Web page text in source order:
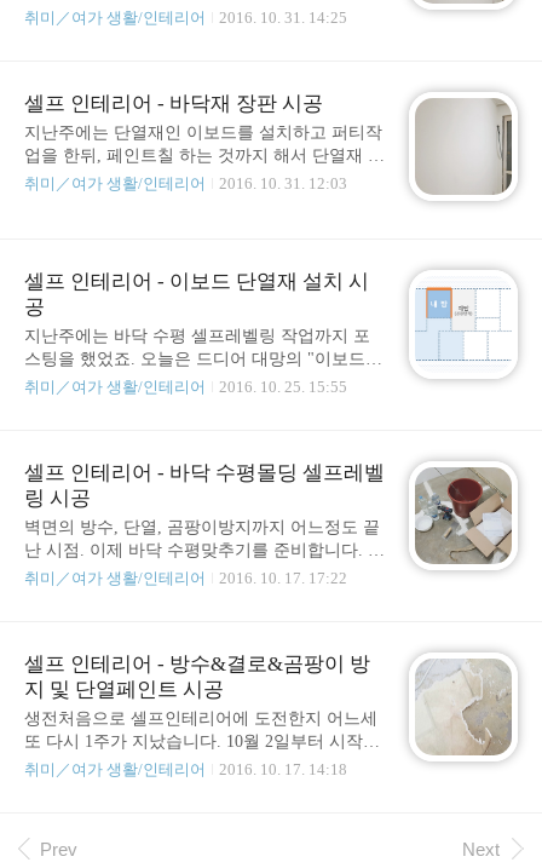
고 보수할 수 있을거라는 생각과 나중에 방을 얻
구입~ 외벽 점검 서론이 길었는데. 내부를 촬영
하고 나서 외부를 촬영..
면 몰딩 및 걸레받이 시공이어야 했지만 방향이
링 시공이보드 단열재 설치 시공 (이번에는 이
것)장판 설치 (이번에는 이것)몰딩 및 걸레받이
시공 -> "창문/창틀 보수 및 커튼 설치"로 변경가
구 설치 및 재배치 몰딩을 고려했던 이유는 본디
이보드를 설치하고 났을 때, 스티로폼 소재 부분
보수집을 끝내진 않았던 상태였어서 진행하다보
면 정보수집이 되고 자연히..
취미／여가 생활/인테리어 2016. 10. 31. 14:25
셀프 인테리어 - 바닥재 장판 시공
지난주에는 단열재인 이보드를 설치하고 퍼티작
업을 한뒤, 페인트칠 하는 것까지 해서 단열재 이
보드 설치를 끝냈었지요. 마지막으로 작업되었
이제거 및 벽면 정리크랙 보수 및 벽면 보수방수
&결로&곰팡이 방지 및 단열페인트 시공바닥 수
평몰딩 셀프레벨링 시공이보드 단열재 설치 시
공 (이번에는 이것)장판 설치 (이번에는 이것)몰
딩 및 걸레받이 시공 -> "창문/창틀 보수 및 커튼
설치"로 변경가구 설치 및 재배치 미리 앞서 말
해당편에서 왜 ..
취미／여가 생활/인테리어 2016. 10. 31. 12:03
셀프 인테리어 - 이보드 단열재 설치 시
공
지난주에는 바닥 수평 셀프레벨링 작업까지 포
스팅을 했었죠. 오늘은 드디어 대망의 "이보드
단열재 설치 시공" 썰을 풀 차례가 왔습니다. 그
열페인트 시공 바닥 수평몰딩 셀프레벨링 시공
이보드 단열재 설치 시공 (이번에는 이것) 장판
설치 몰딩 및 걸레받이 시공 가구 설치 및 재배치
생전 인테리어 시공 한 번 해본 적 없던 인간이
말 하루는 쉬고, 하루는 일하고 그 외에는 평일 2
데 들어갔을 인력비 절약을 고려하면.... 아, 물론
그 대신..
취미／여가 생활/인테리어 2016. 10. 25. 15:55
셀프 인테리어 - 바닥 수평몰딩 셀프레벨
링 시공
벽면의 방수, 단열, 곰팡이방지까지 어느정도 끝
난 시점. 이제 바닥 수평맞추기를 준비합니다. 뭐
수평몰딩 셀프레벨링 이라고 길게 부르기도하고
벽면굴곡도 꽤 심한걸 알고 있었지만 바닥도 무
시할만한 것은 아니었떤 것 같았습니다. 난 분명
자전거를 롤러에 완전히 고정시켜 타고 있음에
도 불구하고 왜 자전거는 제가 좌회전 할때마냥
고 의자에 앉아 작업을 하다가 피곤하여 기지개
니더라도 어느정도는 맞춰야겠다고 판단. 정보
취미／여가 생활/인테리어 2016. 10. 17. 17:22
셀프 인테리어 - 방수&결로&곰팡이 방
지 및 단열페인트 시공
생전처음으로 셀프인테리어에 도전한지 어느세
또 다시 1주가 지났습니다. 10월 2일부터 시작한
공사가 어느덧 17일이 되었습니다. 오래걸리는
는 작업할 시간이 별로 없는 것, 주말 중 하루는
데이트하느라 쉬는것(?) 등등의 사유가 있겠습니
취미／여가 생활/인테리어 2016. 10. 17. 14:18
Prev Next